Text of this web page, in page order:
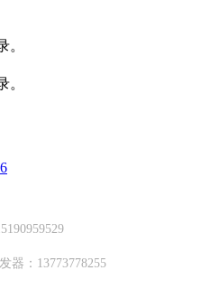
。
。
器：13773778255